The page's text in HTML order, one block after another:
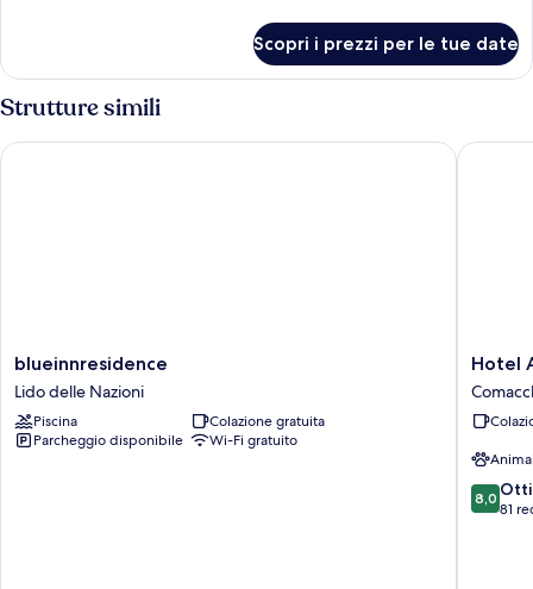
familiare
Scopri i prezzi per le tue date
Strutture simili
blueinnresidence
Lido
delle
Nazioni
blueinnresidence
Lido delle Nazioni
Piscina
Colazione gratuita
Parcheggio disponibile
Wi-Fi gratuito
blueinnresidence
Hotel
Ariston
Hotel
8.0
su
8,0
81
Hotel